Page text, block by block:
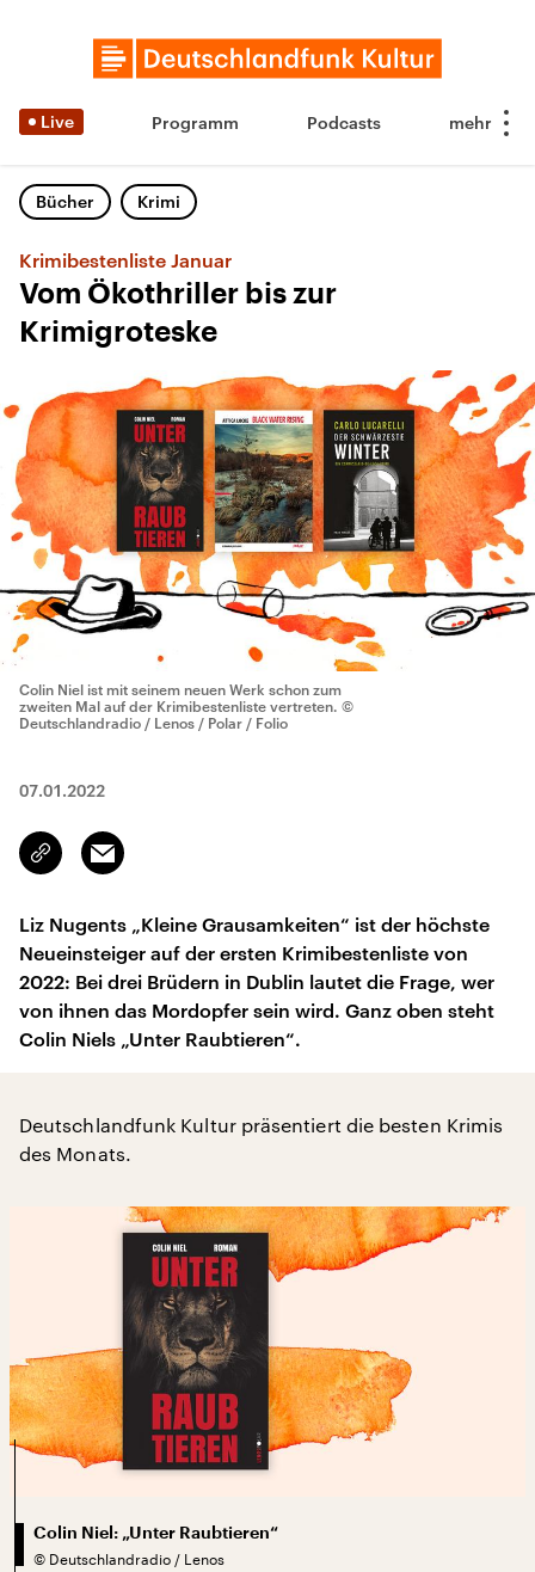
Live Programm Podcasts
Bücher Krimi
Krimibestenliste Januar
Vom Ökothriller bis zur
Krimigroteske
Colin Niel ist mit seinem neuen Werk schon zum
zweiten Mal auf der Krimibestenliste vertreten. ©
Deutschlandradio / Lenos / Polar / Folio
07.01.2022
Link
kopieren/teilen
Email
Liz Nugents „Kleine Grausamkeiten“ ist der höchste
Neueinsteiger auf der ersten Krimibestenliste von
2022: Bei drei Brüdern in Dublin lautet die Frage, wer
von ihnen das Mordopfer sein wird. Ganz oben steht
Colin Niels „Unter Raubtieren“.
Deutschlandfunk Kultur präsentiert die besten Krimis
des Monats.
Colin Niel: „Unter Raubtieren“
© Deutschlandradio / Lenos